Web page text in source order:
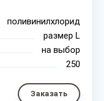
поливинилхлорид
размер L
на выбор
250
Заказать